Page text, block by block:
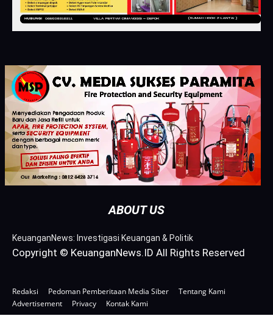
ABOUT US
KeuanganNews: Investigasi Keuangan & Politik
Copyright © KeuanganNews.ID All Rights Reserved
Redaksi Pedoman Pemberitaan Media Siber
Tentang Kami
Advertisement
Privacy Kontak Kami